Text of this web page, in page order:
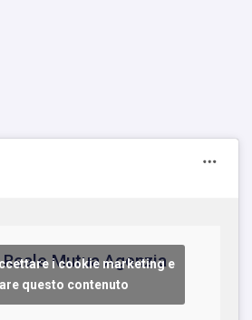
Mutua Agenzia
i cookie marketing e
questo contenuto